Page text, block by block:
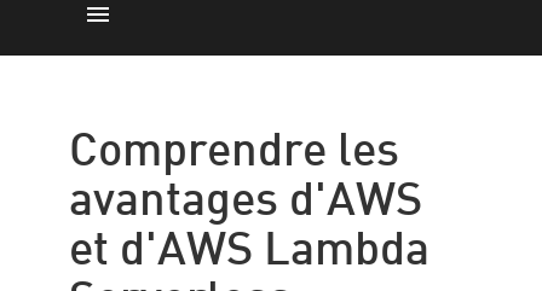
de haut niveau
Cas d’utilisation
Développement
Comprendre les
avantages d'AWS
et d'AWS Lambda